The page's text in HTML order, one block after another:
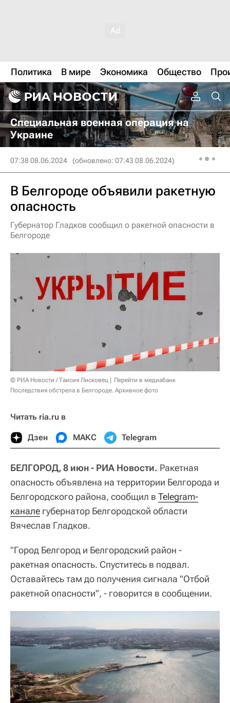
Политика В мире Экономика Общество
Специальная военная операция на
Украине
07:38 08.06.2024 (обновлено: 07:43 08.06.2024)
В Белгороде объявили ракетную
опасность
Губернатор Гладков сообщил о ракетной опасности в
Белгороде
© РИА Новости / Таисия Лисковец
Перейти в медиабанк
Последствия обстрела в Белгороде. Архивное фото
Читать ria.ru в
Дзен МАКС Telegram
БЕЛГОРОД, 8 июн - РИА Новости. Ракетная
опасность объявлена на территории Белгорода и
Белгородского района, сообщил в Telegram-
канале губернатор Белгородской области
Вячеслав Гладков.
"Город Белгород и Белгородский район -
ракетная опасность. Спуститесь в подвал.
Оставайтесь там до получения сигнала "Отбой
ракетной опасности", - говорится в сообщении.